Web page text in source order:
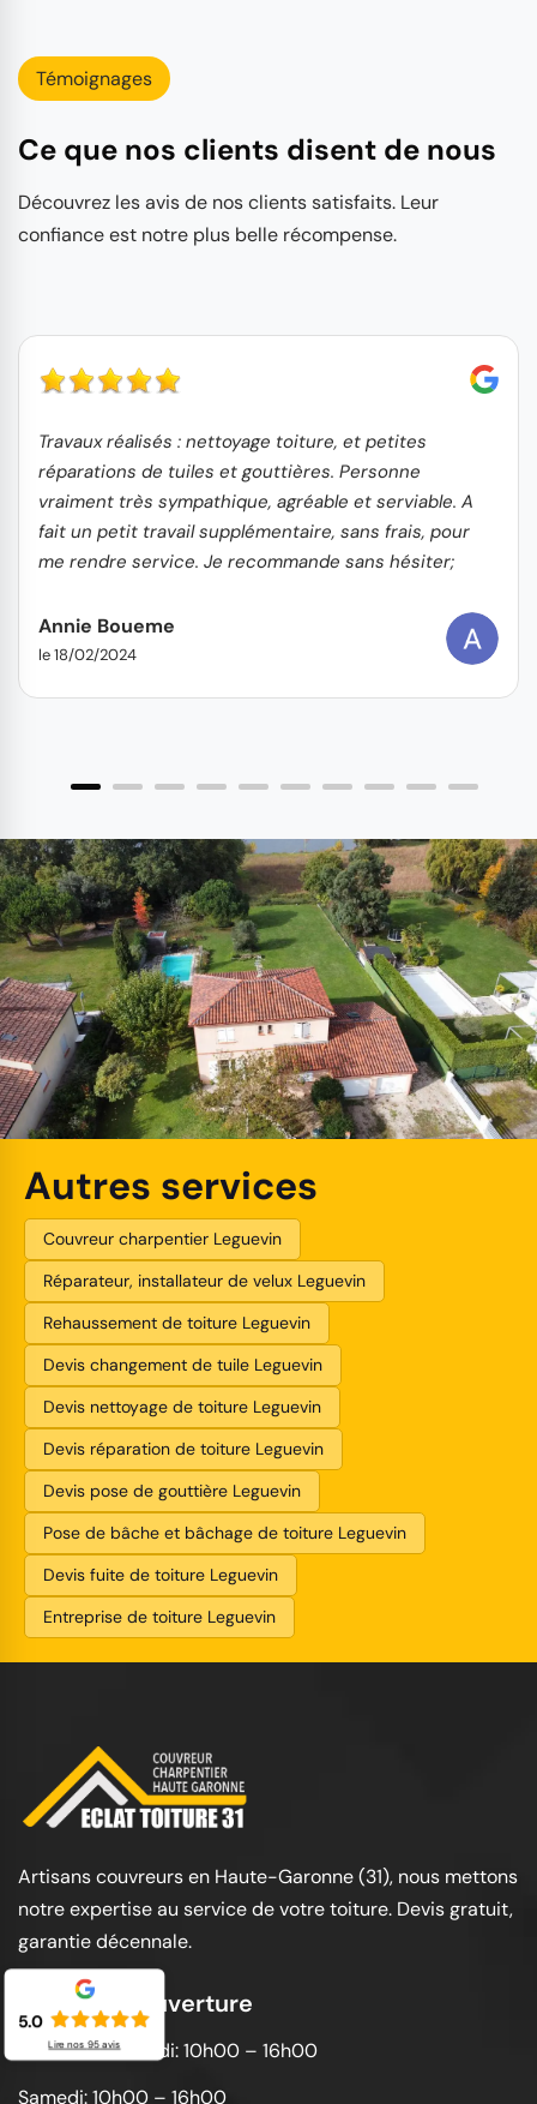
Témoignages
Ce que nos clients disent de nous
Découvrez les avis de nos clients satisfaits. Leur
confiance est notre plus belle récompense.
Travaux réalisés : nettoyage toiture, et petites
réparations de tuiles et gouttières. Personne
vraiment très sympathique, agréable et serviable. A
fait un petit travail supplémentaire, sans frais, pour
me rendre service. Je recommande sans hésiter;
Annie Boueme
le 18/02/2024
Autres services
Couvreur charpentier Leguevin
Réparateur, installateur de velux Leguevin
Rehaussement de toiture Leguevin
Devis changement de tuile Leguevin
Devis nettoyage de toiture Leguevin
Devis réparation de toiture Leguevin
Devis pose de gouttière Leguevin
Pose de bâche et bâchage de toiture Leguevin
Devis fuite de toiture Leguevin
Entreprise de toiture Leguevin
Artisans couvreurs en Haute-Garonne (31), nous mettons
notre expertise au service de votre toiture. Devis gratuit,
garantie décennale.
Horaires d'ouverture
Lundi au vendredi: 10h00 – 16h00
Samedi: 10h00 – 16h00
5.0
Lire nos 95avis